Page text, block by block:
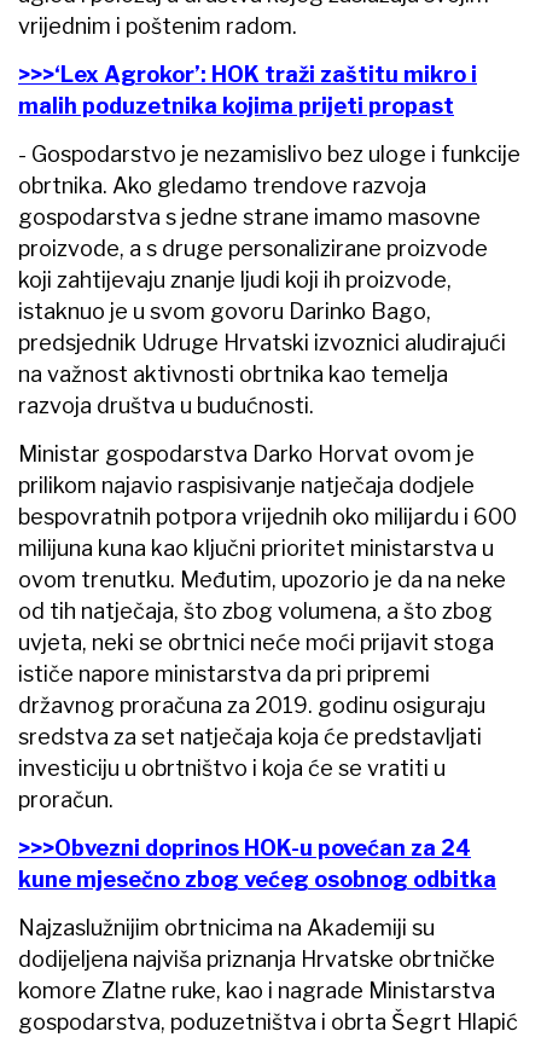
vrijednim i poštenim radom.
>>>‘Lex Agrokor’: HOK traži zaštitu mikro i
malih poduzetnika kojima prijeti propast
- Gospodarstvo je nezamislivo bez uloge i funkcije
obrtnika. Ako gledamo trendove razvoja
gospodarstva s jedne strane imamo masovne
proizvode, a s druge personalizirane proizvode
koji zahtijevaju znanje ljudi koji ih proizvode,
istaknuo je u svom govoru Darinko Bago,
predsjednik Udruge Hrvatski izvoznici aludirajući
na važnost aktivnosti obrtnika kao temelja
razvoja društva u budućnosti.
Ministar gospodarstva Darko Horvat ovom je
prilikom najavio raspisivanje natječaja dodjele
bespovratnih potpora vrijednih oko milijardu i 600
milijuna kuna kao ključni prioritet ministarstva u
ovom trenutku. Međutim, upozorio je da na neke
od tih natječaja, što zbog volumena, a što zbog
uvjeta, neki se obrtnici neće moći prijavit stoga
ističe napore ministarstva da pri pripremi
državnog proračuna za 2019. godinu osiguraju
sredstva za set natječaja koja će predstavljati
investiciju u obrtništvo i koja će se vratiti u
proračun.
>>>Obvezni doprinos HOK-u povećan za 24
kune mjesečno zbog većeg osobnog odbitka
Najzaslužnijim obrtnicima na Akademiji su
dodijeljena najviša priznanja Hrvatske obrtničke
komore Zlatne ruke, kao i nagrade Ministarstva
gospodarstva, poduzetništva i obrta Šegrt Hlapić